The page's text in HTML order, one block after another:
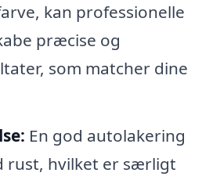
kan professionelle
præcise og
som matcher dine
En god autolakering
rust, hvilket er særligt